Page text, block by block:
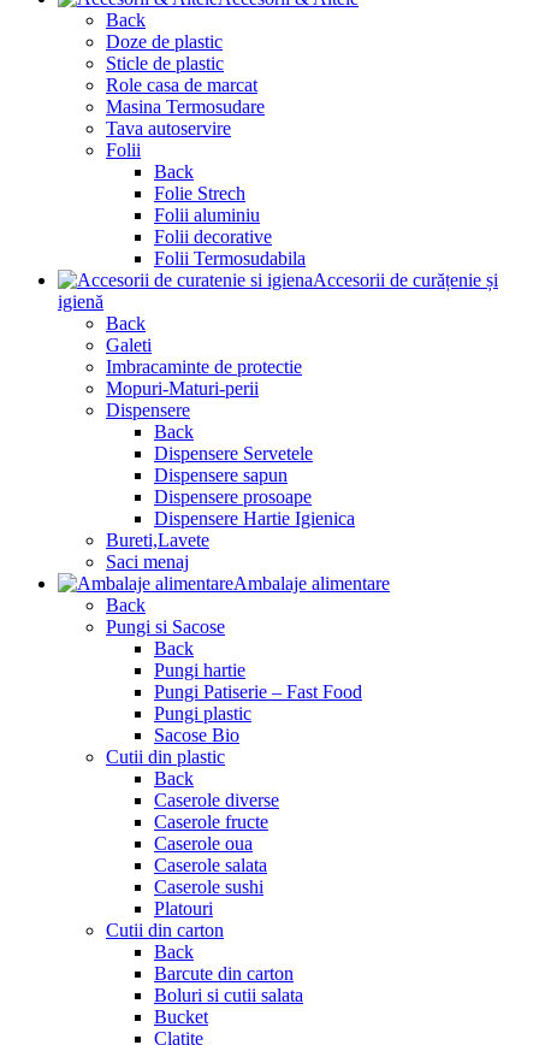
Back
Doze de plastic
Sticle de plastic
Role casa de marcat
Masina Termosudare
Tava autoservire
Folii
Back
Folie Strech
Folii aluminiu
Folii decorative
Folii Termosudabila
Accesorii de curățenie și
igienă
Back
Galeti
Imbracaminte de protectie
Mopuri-Maturi-perii
Dispensere
Back
Dispensere Servetele
Dispensere sapun
Dispensere prosoape
Dispensere Hartie Igienica
Bureti,Lavete
Saci menaj
Ambalaje alimentare
Back
Pungi si Sacose
Back
Pungi hartie
Pungi Patiserie – Fast Food
Pungi plastic
Sacose Bio
Cutii din plastic
Back
Caserole diverse
Caserole fructe
Caserole oua
Caserole salata
Caserole sushi
Platouri
Cutii din carton
Back
Barcute din carton
Boluri si cutii salata
Bucket
Clatite